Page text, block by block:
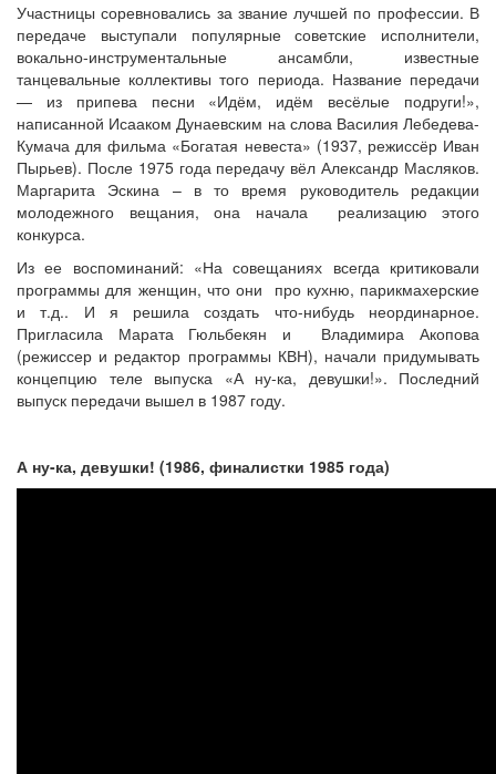
Участницы соревновались за звание лучшей по профессии. В
передаче выступали популярные советские исполнители,
вокально-инструментальные ансамбли, известные
танцевальные коллективы того периода. Название передачи
— из припева песни «Идём, идём весёлые подруги!»,
написанной Исааком Дунаевским на слова Василия Лебедева-
Кумача для фильма «Богатая невеста» (1937, режиссёр Иван
Пырьев). После 1975 года передачу вёл Александр Масляков.
Маргарита Эскина – в то время руководитель редакции
молодежного вещания, она начала реализацию этого
конкурса.
Из ее воспоминаний: «На совещаниях всегда критиковали
программы для женщин, что они про кухню, парикмахерские
и т.д.. И я решила создать что-нибудь неординарное.
Пригласила Марата Гюльбекян и Владимира Акопова
(режиссер и редактор программы КВН), начали придумывать
концепцию теле выпуска «А ну-ка, девушки!». Последний
выпуск передачи вышел в 1987 году.
А ну-ка, девушки! (1986, финалистки 1985 года)